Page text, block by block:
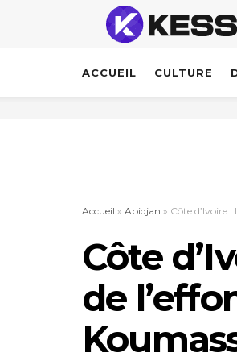
ACCUEIL CULTURE
Accueil » Abidjan » Côte d’Ivoire
Côte
de